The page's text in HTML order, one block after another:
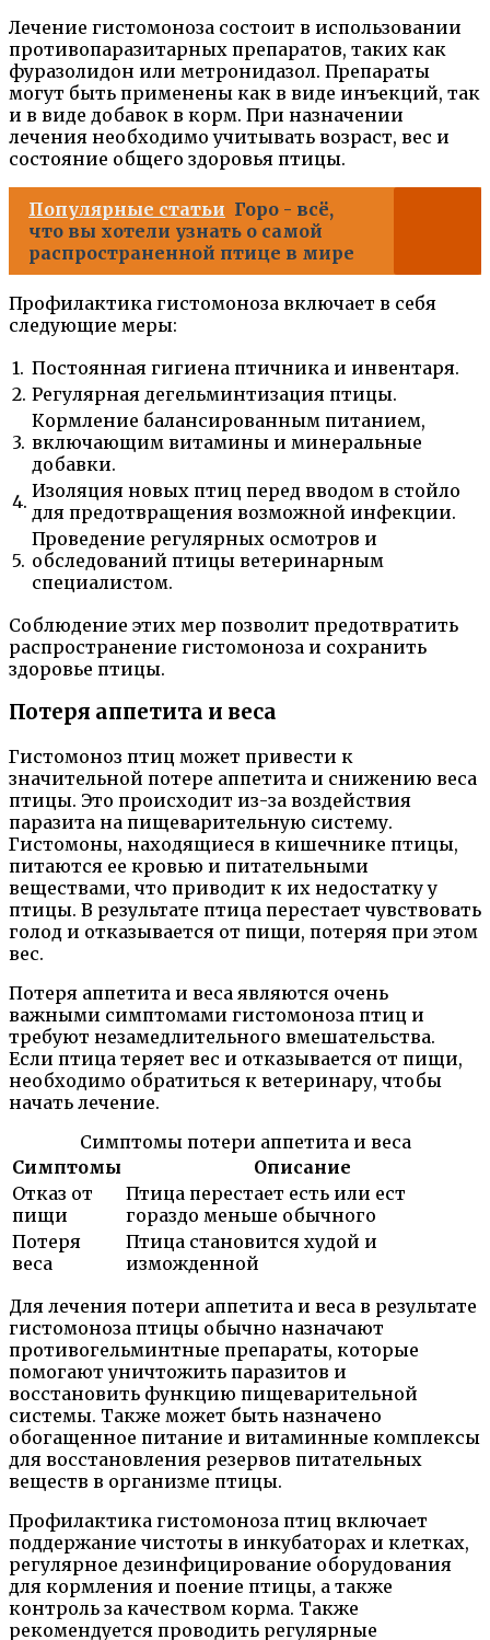
Лечение гистомоноза состоит в использовании
противопаразитарных препаратов, таких как
фуразолидон или метронидазол. Препараты
могут быть применены как в виде инъекций, так
и в виде добавок в корм. При назначении
лечения необходимо учитывать возраст, вес и
состояние общего здоровья птицы.
Популярные статьи Горо - всё,
что вы хотели узнать о самой
распространенной птице в мире
Профилактика гистомоноза включает в себя
следующие меры:
1. Постоянная гигиена птичника и инвентаря.
2. Регулярная дегельминтизация птицы.
3.
Кормление балансированным питанием,
включающим витамины и минеральные
добавки.
4. Изоляция новых птиц перед вводом в стойло
для предотвращения возможной инфекции.
5.
Проведение регулярных осмотров и
обследований птицы ветеринарным
специалистом.
Соблюдение этих мер позволит предотвратить
распространение гистомоноза и сохранить
здоровье птицы.
Потеря аппетита и веса
Гистомоноз птиц может привести к
значительной потере аппетита и снижению веса
птицы. Это происходит из-за воздействия
паразита на пищеварительную систему.
Гистомоны, находящиеся в кишечнике птицы,
питаются ее кровью и питательными
веществами, что приводит к их недостатку у
птицы. В результате птица перестает чувствовать
голод и отказывается от пищи, потеряя при этом
вес.
Потеря аппетита и веса являются очень
важными симптомами гистомоноза птиц и
требуют незамедлительного вмешательства.
Если птица теряет вес и отказывается от пищи,
необходимо обратиться к ветеринару, чтобы
начать лечение.
Симптомы потери аппетита и веса
Симптомы
Описание
Отказ от
пищи
Птица перестает есть или ест
гораздо меньше обычного
Потеря
веса
Птица становится худой и
изможденной
Для лечения потери аппетита и веса в результате
гистомоноза птицы обычно назначают
противогельминтные препараты, которые
помогают уничтожить паразитов и
восстановить функцию пищеварительной
системы. Также может быть назначено
обогащенное питание и витаминные комплексы
для восстановления резервов питательных
веществ в организме птицы.
Профилактика гистомоноза птиц включает
поддержание чистоты в инкубаторах и клетках,
регулярное дезинфицирование оборудования
для кормления и поение птицы, а также
контроль за качеством корма. Также
рекомендуется проводить регулярные